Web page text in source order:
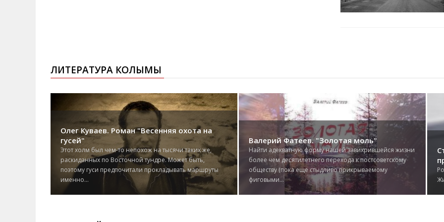
ЛИТЕРАТУРА КОЛЫМЫ
Валерий Фатеев. "Золотая моль"
Найти адекватную форму нашей завихрившейся жизни
более чем десятилетнего перехода к постсоветскому
обществу (пока еще стыдливо прикрываемому
фиговыми...
Станислав Бахвалов "Избранные
произведения"
Родился в 1958 году в г.Красноводске (Туркменистан).
Жил на Украине в Полесье. На Колыме с 1974 года....
К